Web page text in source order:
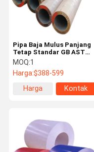
Pipa Baja Mulus Panjang
Tetap Standar GB ASTM
AISI DIN JIS EN BS untuk
Ketahanan Tekanan
Tinggi
MOQ:1
Harga:$388-599
Harga
Kontak